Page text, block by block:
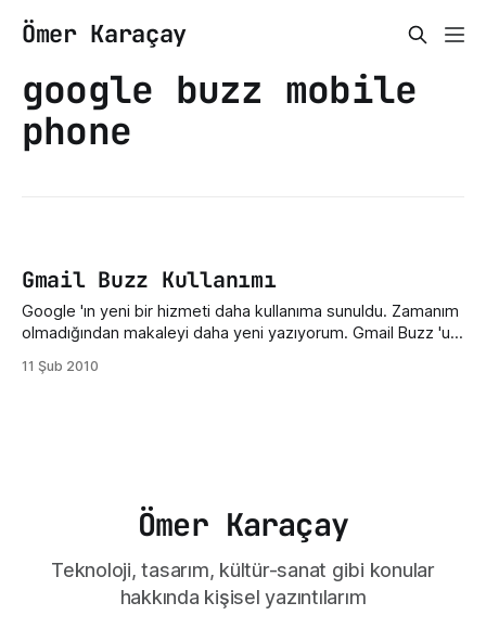
Ömer Karaçay
google buzz mobile
phone
Gmail Buzz Kullanımı
Google 'ın yeni bir hizmeti daha kullanıma sunuldu. Zamanım
olmadığından makaleyi daha yeni yazıyorum. Gmail Buzz 'un
ortam oluşturmanızı sağlıyor. Konuşurken resim, video, link
11 Şub 2010
Ömer Karaçay
Teknoloji, tasarım, kültür-sanat gibi konular
hakkında kişisel yazıntılarım